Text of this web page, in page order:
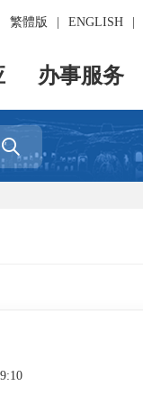
繁體版 ENGLISH
办事服务
